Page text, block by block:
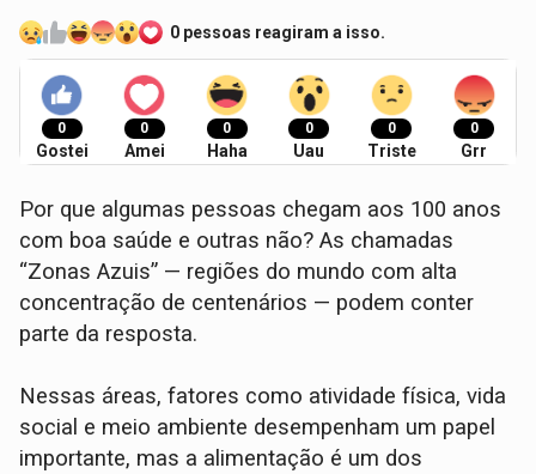
0 pessoas reagiram a isso.
0
Gostei
0
Amei
0
Haha
0
Uau
0
Triste
0
Grr
Por que algumas pessoas chegam aos 100 anos
com boa saúde e outras não? As chamadas
“Zonas Azuis” — regiões do mundo com alta
concentração de centenários — podem conter
parte da resposta.
Nessas áreas, fatores como atividade física, vida
social e meio ambiente desempenham um papel
importante, mas a alimentação é um dos